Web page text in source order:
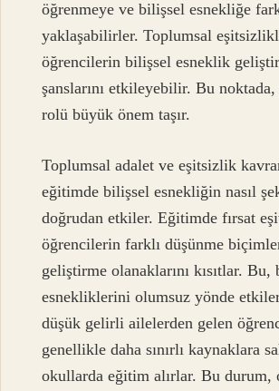
öğrenmeye ve bilişsel esnekliğe
yaklaşabilirler. Toplumsal
öğrencilerin bilişsel esneklik
şanslarını etkileyebilir. Bu
rolü büyük önem taşır.
Toplumsal adalet ve eşitsizlik
eğitimde bilişsel esnekliğin nasıl
doğrudan etkiler. Eğitimde fırsat
öğrencilerin farklı düşünme
geliştirme olanaklarını kısıtlar. Bu,
esnekliklerini olumsuz yönde
düşük gelirli ailelerden gelen
genellikle daha sınırlı kaynaklara
okullarda eğitim alırlar. Bu durum,